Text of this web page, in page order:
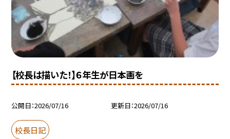
【校長は描いた！】６年生が日本画を
公開日 2026/07/16 更新日 2026/07/16
校長日記